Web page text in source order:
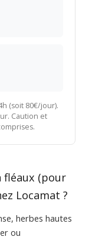
(soit 80€/jour).
Caution et
fléaux (pour
Locamat ?
herbes hautes
ou